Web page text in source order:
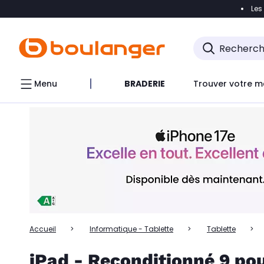
Accéder
Accéder directement au chatbot
Menu BRADERIE Trouver votre
Accueil Informatique - Tablette Tablette